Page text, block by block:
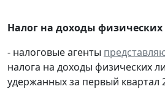
Налог на доходы
- налоговые агенты
налога на доходы физических
удержанных за первый квартал